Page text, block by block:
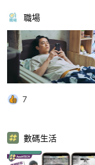
職場
7
數碼生活